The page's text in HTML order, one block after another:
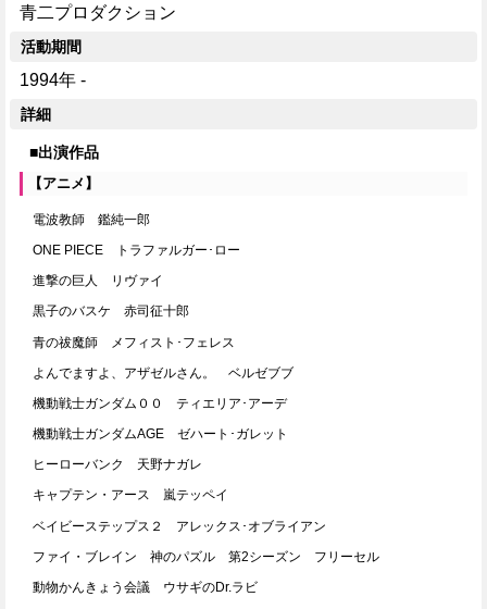
青二プロダクション
活動期間
1994年 -
詳細
■出演作品
【アニメ】
電波教師 鑑純一郎
ONE PIECE トラファルガー･ロー
進撃の巨人 リヴァイ
黒子のバスケ 赤司征十郎
青の祓魔師 メフィスト･フェレス
よんでますよ、アザゼルさん。 ベルゼブブ
機動戦士ガンダム００ ティエリア･アーデ
機動戦士ガンダムAGE ゼハート･ガレット
ヒーローバンク 天野ナガレ
キャプテン・アース 嵐テッペイ
ベイビーステップス２ アレックス･オブライアン
ファイ・ブレイン 神のパズル 第2シーズン フリーセル
動物かんきょう会議 ウサギのDr.ラビ